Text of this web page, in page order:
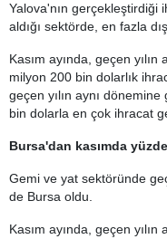
Yalova'nın gerçekleştirdiği
aldığı sektörde, en fazla
Kasım ayında, geçen
milyon 200 bin dolarlık
geçen yılın aynı
bin dolarla en çok ihracat
Bursa'dan kasımda
Gemi ve yat sektöründe
de Bursa oldu.
Kasım ayında, geçen